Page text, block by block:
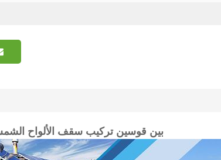
بين قوسين تركيب سقف الألواح